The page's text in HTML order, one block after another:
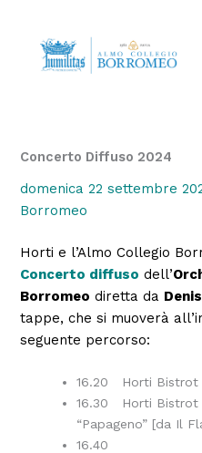
contenuto
Concerto Diffuso 2024
domenica 22 settembre
Borromeo
Horti e l’Almo Collegio
Concerto diffuso dell’
Borromeo diretta da
tappe, che si muoverà
seguente percorso:
16.20 Horti Bistrot
16.30 Horti
“Papageno” [da Il
16.40